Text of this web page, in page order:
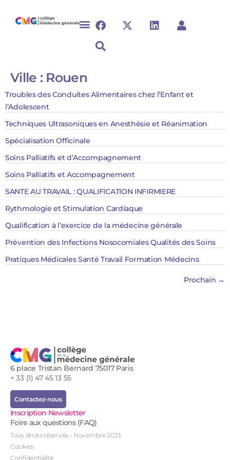
Ville : Rouen
Troubles des Conduites Alimentaires chez l’Enfant et
l’Adolescent
Techniques Ultrasoniques en Anesthésie et Réanimation​​​​
Spécialisation Officinale
Soins Palliatifs et d’Accompagnement​​​
Soins Palliatifs et Accompagnement
SANTE AU TRAVAIL : QUALIFICATION INFIRMIERE
Rythmologie et Stimulation Cardiaque​​​​​​​​​​​​​​​
Qualification à l’exercice de la médecine générale​
Prévention des Infections Nosocomiales Qualités des Soins
Pratiques Médicales Santé Travail Formation Médecins
Prochain →
6 place Tristan Bernard 75017 Paris
+ 33 (1) 47 45 13 55
Contactez-nous
Inscription Newsletter
Foire aux questions (FAQ)
Tous droits réservés - Novembre 2023
Cookies
Confidentialité